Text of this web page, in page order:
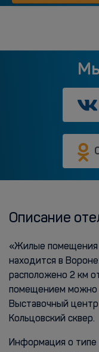
Описание
«Жилые помещения
находится в
расположено 2 км
помещением можно
Выставочный
Кольцовский сквер.
Информация о типе